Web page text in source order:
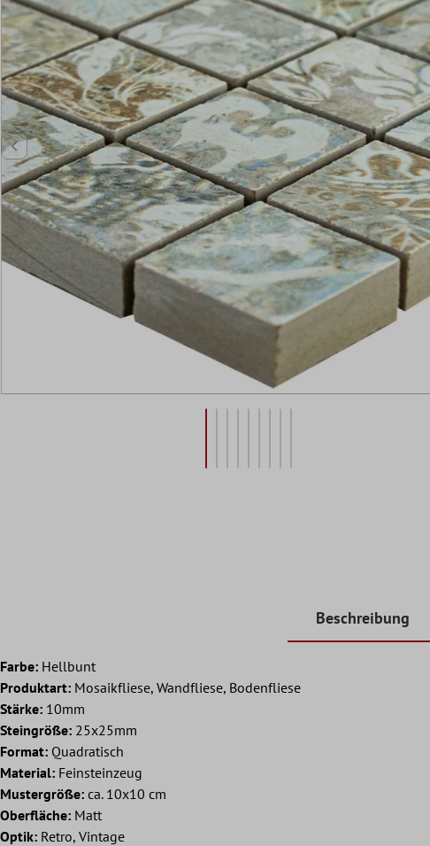
Beschreibung
Farbe: Hellbunt
Produktart: Mosaikfliese, Wandfliese, Bodenfliese
Stärke: 10mm
Steingröße: 25x25mm
Format: Quadratisch
Material: Feinsteinzeug
Mustergröße: ca. 10x10 cm
Oberfläche: Matt
Optik: Retro, Vintage